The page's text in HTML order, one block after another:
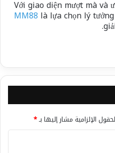
Với giao diện mượt mà và
MM88 là lựa chọn lý
الإلزامية مشار إليها بـ*